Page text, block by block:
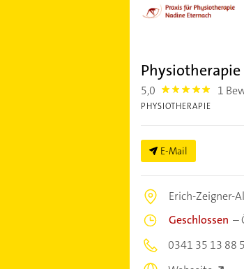
Physiotherapie
5,0 5.0 1
PHYSIOTHERAPIE
E-Mail
Erich-Zeigner-
Geschlossen –
0341 35 13 88